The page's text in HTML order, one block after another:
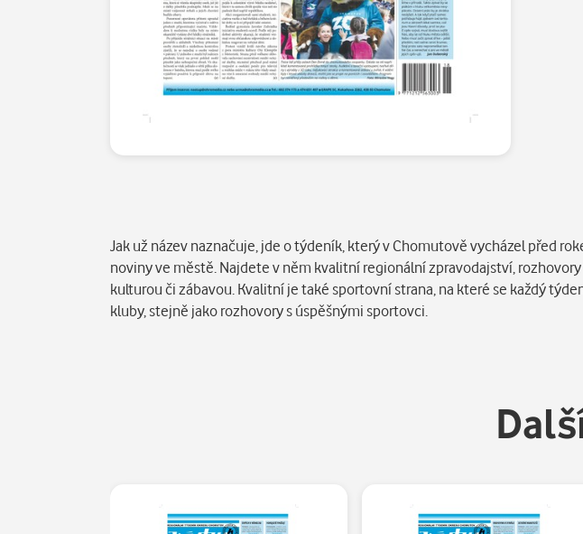
Jak už název naznačuje, jde o týdeník, který v Chomutově vycházel před
noviny ve městě. Najdete v něm kvalitní regionální zpravodajství,
kulturou či zábavou. Kvalitní je také sportovní strana, na které se každý
kluby, stejně jako rozhovory s úspěšnými sportovci.